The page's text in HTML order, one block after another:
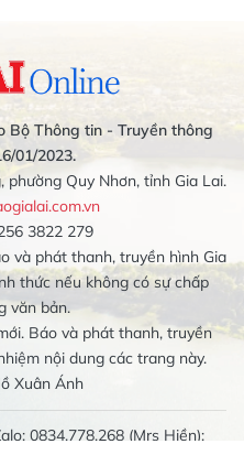
Bộ Thông tin - Truyền thông
01/2023.
Quy Nhơn, tỉnh Gia Lai.
3822 279
và phát thanh, truyền hình Gia
thức nếu không có sự chấp
văn bản.
Báo và phát thanh, truyền
nội dung các trang này.
Xuân Ánh
0834.778.268 (Mrs Hiền);